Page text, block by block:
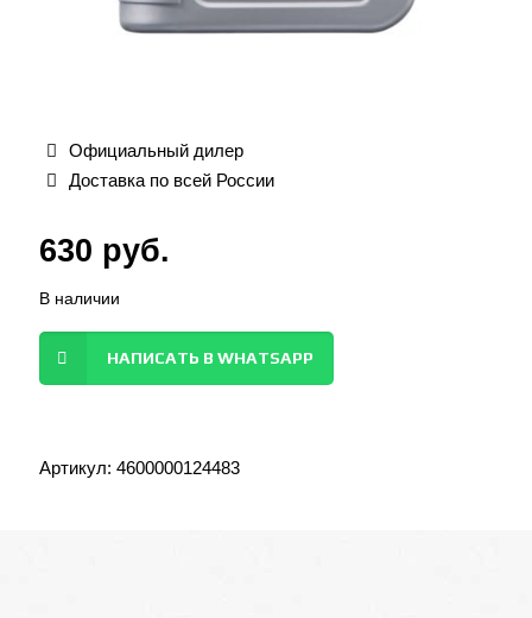
Официальный дилер
Доставка по всей России
630 руб.
В наличии
НАПИСАТЬ В WHATSAPP
Артикул: 4600000124483